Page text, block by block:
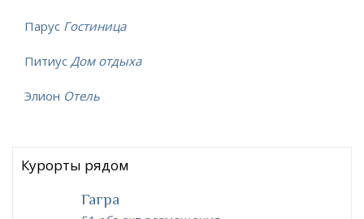
Парус Гостиница
Питиус Дом отдыха
Элион Отель
Курорты рядом
Гагра